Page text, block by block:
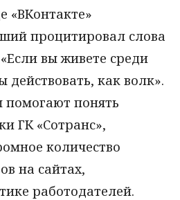
«ВКонтакте»
процитировал слова
вы живете среди
как волк».
понять
ГК «Сотранс»,
количество
на сайтах,
работодателей.